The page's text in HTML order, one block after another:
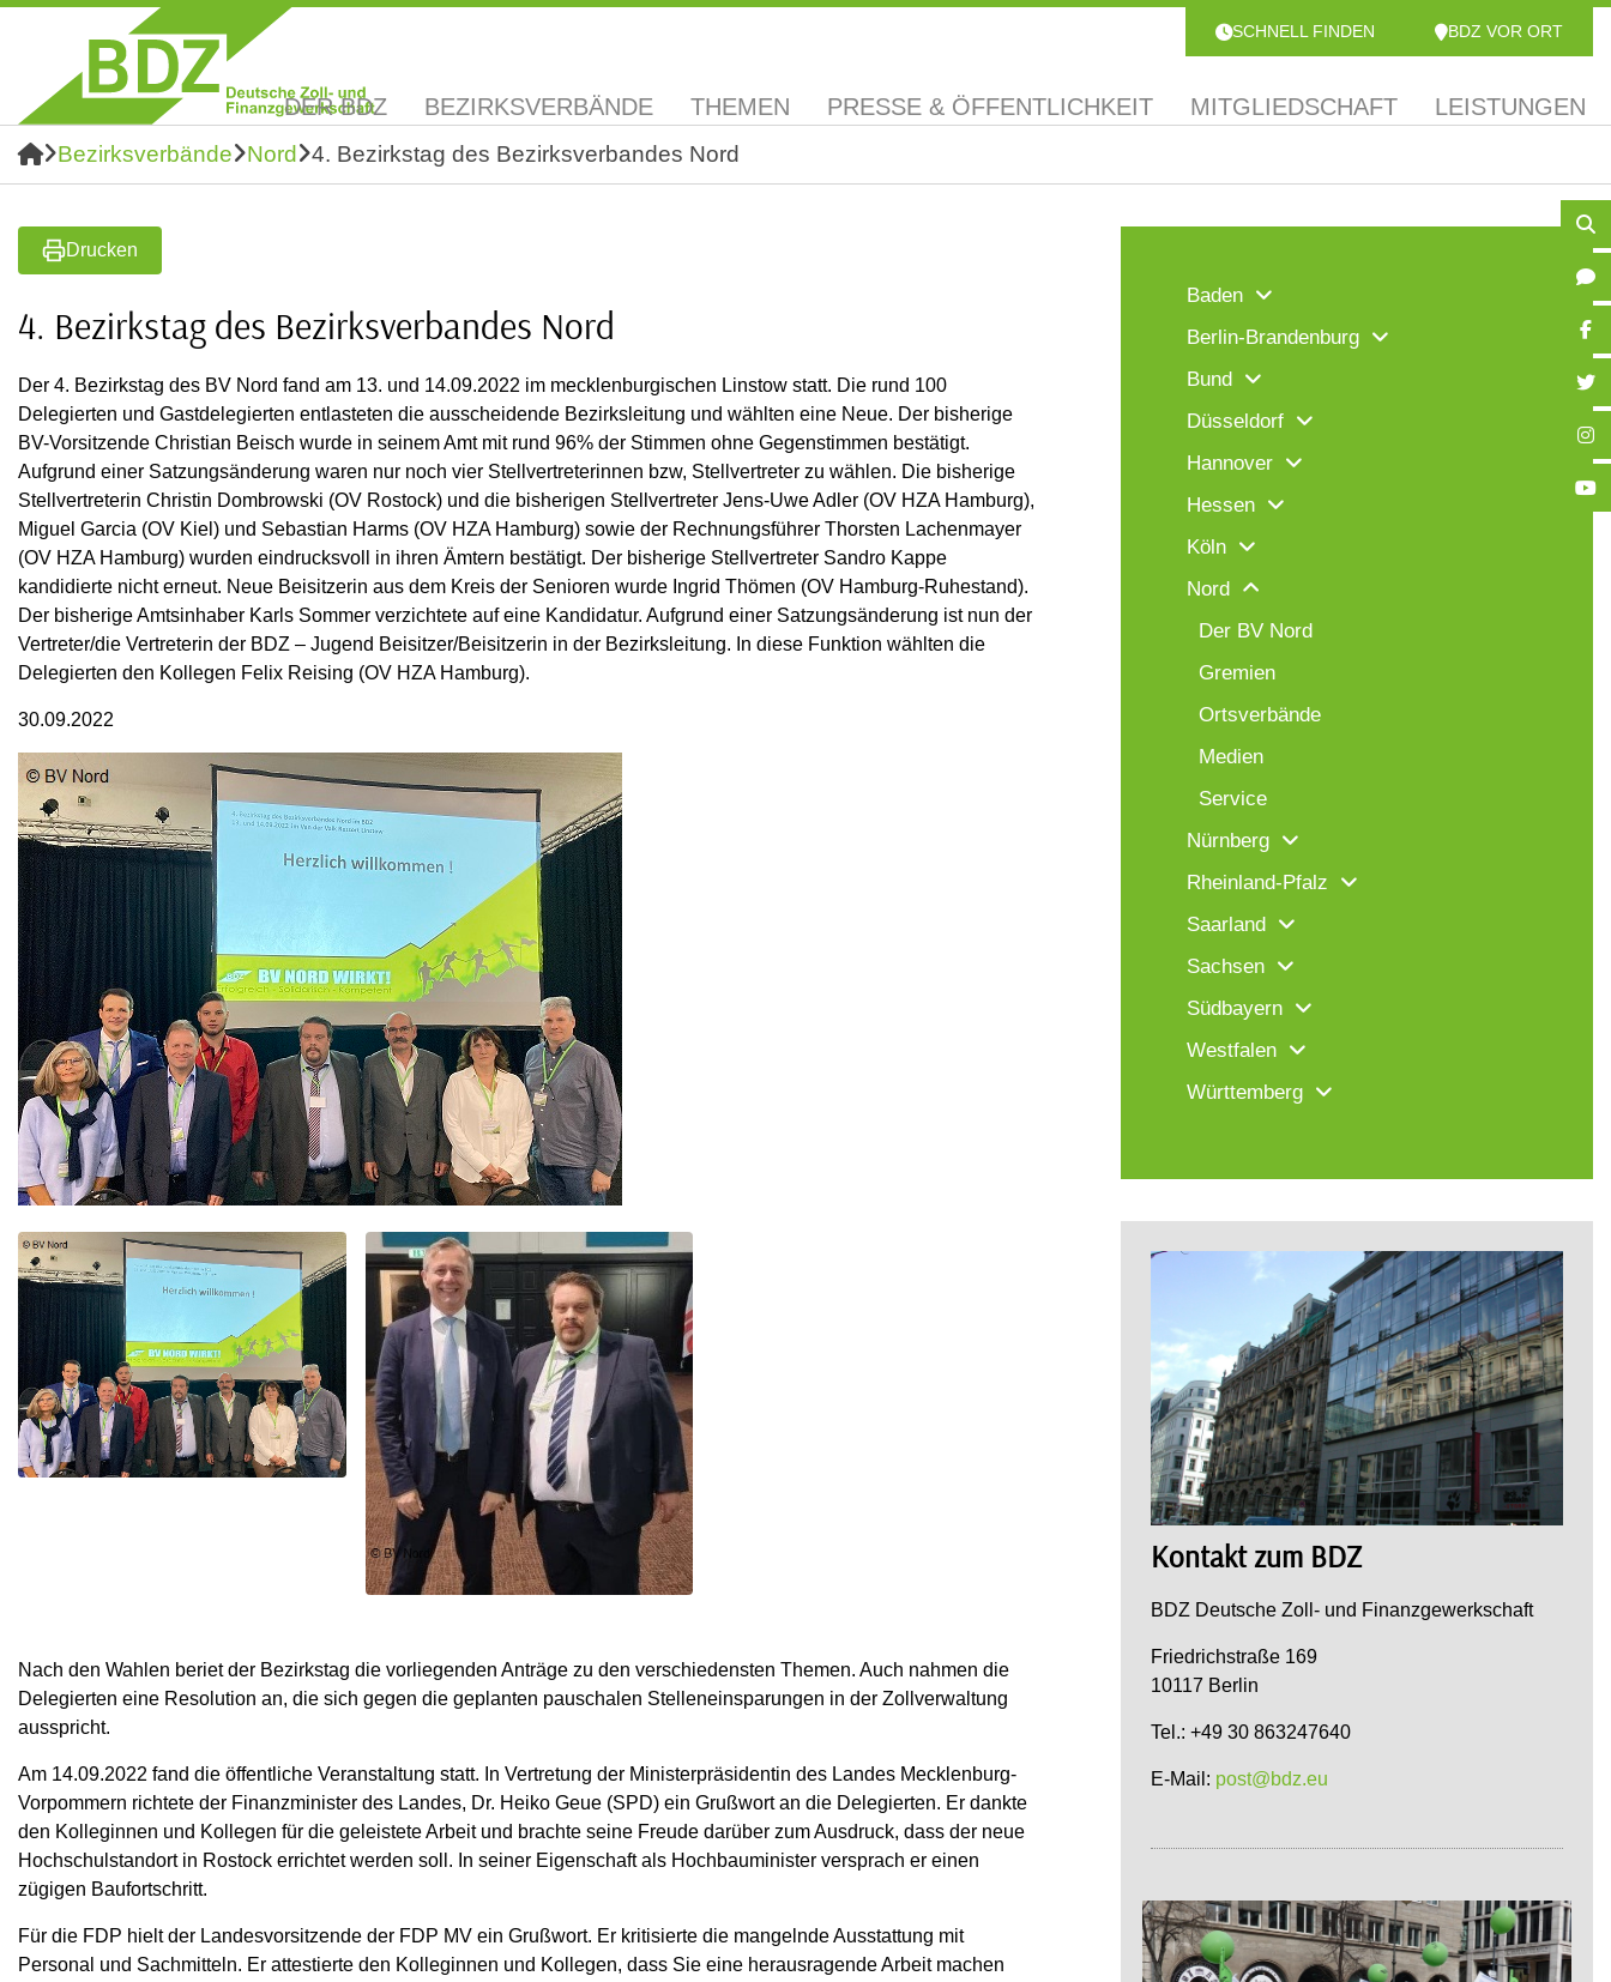
SCHNELL FINDEN BDZ VOR ORT
DER BDZ BEZIRKSVERBÄNDE THEMEN PRESSE & ÖFFENTLICHKEIT MITGLIEDSCHAFT LEISTUNGEN
Bezirksverbände Nord 4. Bezirkstag des Bezirksverbandes Nord
Drucken
4. Bezirkstag des Bezirksverbandes Nord
Der 4. Bezirkstag des BV Nord fand am 13. und 14.09.2022 im mecklenburgischen Linstow statt. Die rund 100
Delegierten und Gastdelegierten entlasteten die ausscheidende Bezirksleitung und wählten eine Neue. Der bisherige
BV-Vorsitzende Christian Beisch wurde in seinem Amt mit rund 96% der Stimmen ohne Gegenstimmen bestätigt.
Aufgrund einer Satzungsänderung waren nur noch vier Stellvertreterinnen bzw, Stellvertreter zu wählen. Die bisherige
Stellvertreterin Christin Dombrowski (OV Rostock) und die bisherigen Stellvertreter Jens-Uwe Adler (OV HZA Hamburg),
Miguel Garcia (OV Kiel) und Sebastian Harms (OV HZA Hamburg) sowie der Rechnungsführer Thorsten Lachenmayer
(OV HZA Hamburg) wurden eindrucksvoll in ihren Ämtern bestätigt. Der bisherige Stellvertreter Sandro Kappe
kandidierte nicht erneut. Neue Beisitzerin aus dem Kreis der Senioren wurde Ingrid Thömen (OV Hamburg-Ruhestand).
Der bisherige Amtsinhaber Karls Sommer verzichtete auf eine Kandidatur. Aufgrund einer Satzungsänderung ist nun der
Vertreter/die Vertreterin der BDZ – Jugend Beisitzer/Beisitzerin in der Bezirksleitung. In diese Funktion wählten die
Delegierten den Kollegen Felix Reising (OV HZA Hamburg).
30.09.2022
Nach den Wahlen beriet der Bezirkstag die vorliegenden Anträge zu den verschiedensten Themen. Auch nahmen die
Delegierten eine Resolution an, die sich gegen die geplanten pauschalen Stelleneinsparungen in der Zollverwaltung
ausspricht.
Am 14.09.2022 fand die öffentliche Veranstaltung statt. In Vertretung der Ministerpräsidentin des Landes Mecklenburg-
Vorpommern richtete der Finanzminister des Landes, Dr. Heiko Geue (SPD) ein Grußwort an die Delegierten. Er dankte
den Kolleginnen und Kollegen für die geleistete Arbeit und brachte seine Freude darüber zum Ausdruck, dass der neue
Hochschulstandort in Rostock errichtet werden soll. In seiner Eigenschaft als Hochbauminister versprach er einen
zügigen Baufortschritt.
Für die FDP hielt der Landesvorsitzende der FDP MV ein Grußwort. Er kritisierte die mangelnde Ausstattung mit
Personal und Sachmitteln. Er attestierte den Kolleginnen und Kollegen, dass Sie eine herausragende Arbeit machen
Baden
Berlin-Brandenburg
Bund
Düsseldorf
Hannover
Hessen
Köln
Nord
Der BV Nord
Gremien
Ortsverbände
Medien
Service
Nürnberg
Rheinland-Pfalz
Saarland
Sachsen
Südbayern
Westfalen
Württemberg
Kontakt zum BDZ
BDZ Deutsche Zoll- und Finanzgewerkschaft
Friedrichstraße 169
10117 Berlin
Tel.: +49 30 863247640
E-Mail: post@bdz.eu